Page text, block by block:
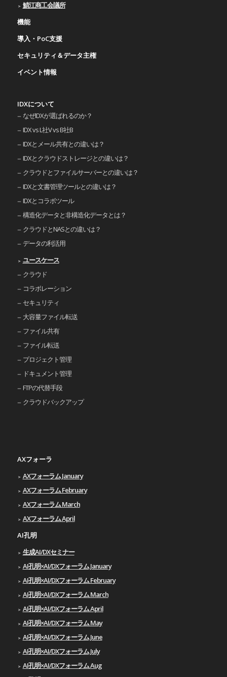
鯖江商工会議所
機能
導入・PoC支援
セキュリティ＆データ主権
イベント情報
IDXについて
なぜIDXが選ばれるのか？
IDX vs L社V vs B社B
IDXとメール共有との違いは？
IDXとクラウドストレージとの違いは？
クラウドとファイルサーバーとの違いは？
IDXと文書管理ツールとの違いは？
IDXとコラボツール
構造化データと非構造化データとは？
クラウドとNASとの違いは？
データの利活用
ユースケース
クラウド
コラボレーション
セキュリティ
大容量ファイル転送
ファイル共有
ファイル転送
プロジェクト管理
ドキュメント管理
FTPの代替手段
クラウドバックアップ
AXフォーラ
AXフォーラム January
AXフォーラム February
AXフォーラム March
AXフォーラム April
AI孔明
生成AI/DXセミナー
AI孔明×AI/DXフォーラム January
AI孔明×AI/DXフォーラム February
AI孔明×AI/DXフォーラム March
AI孔明×AI/DXフォーラム April
AI孔明×AI/DXフォーラム May
AI孔明×AI/DXフォーラム June
AI孔明×AI/DXフォーラム July
AI孔明×AI/DXフォーラム Aug